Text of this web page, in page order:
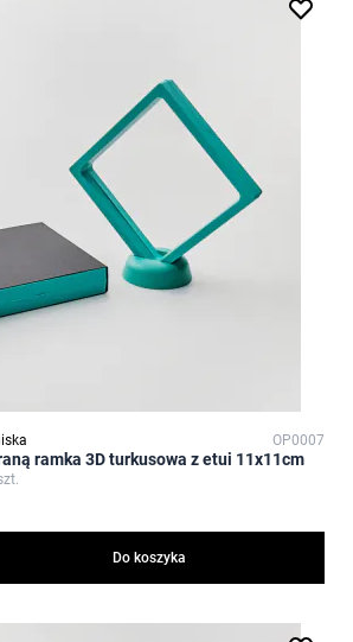
OP0007
ramka 3D turkusowa z etui 11x11cm
Do koszyka